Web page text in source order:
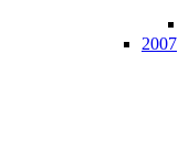
2007